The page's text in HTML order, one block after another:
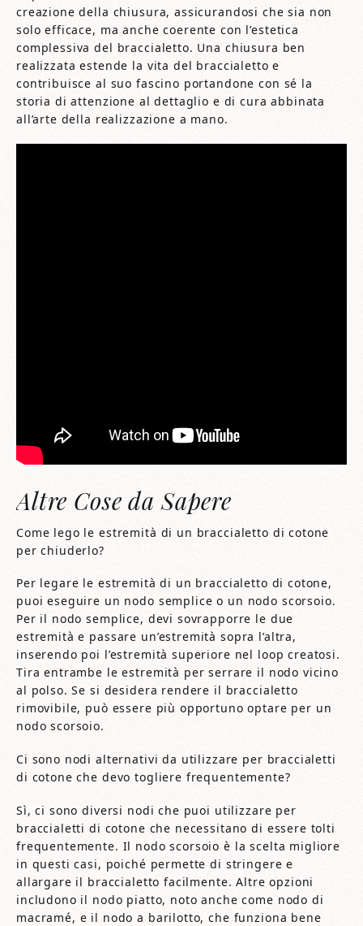
creazione della chiusura, assicurandosi che sia non
solo efficace, ma anche coerente con l’estetica
complessiva del braccialetto. Una chiusura ben
realizzata estende la vita del braccialetto e
contribuisce al suo fascino portandone con sé la
storia di attenzione al dettaglio e di cura abbinata
all’arte della realizzazione a mano.
Altre Cose da Sapere
Come lego le estremità di un braccialetto di cotone
per chiuderlo?
Per legare le estremità di un braccialetto di cotone,
puoi eseguire un nodo semplice o un nodo scorsoio.
Per il nodo semplice, devi sovrapporre le due
estremità e passare un’estremità sopra l’altra,
inserendo poi l’estremità superiore nel loop creatosi.
Tira entrambe le estremità per serrare il nodo vicino
al polso. Se si desidera rendere il braccialetto
rimovibile, può essere più opportuno optare per un
nodo scorsoio.
Ci sono nodi alternativi da utilizzare per braccialetti
di cotone che devo togliere frequentemente?
Sì, ci sono diversi nodi che puoi utilizzare per
braccialetti di cotone che necessitano di essere tolti
frequentemente. Il nodo scorsoio è la scelta migliore
in questi casi, poiché permette di stringere e
allargare il braccialetto facilmente. Altre opzioni
includono il nodo piatto, noto anche come nodo di
macramé, e il nodo a barilotto, che funziona bene